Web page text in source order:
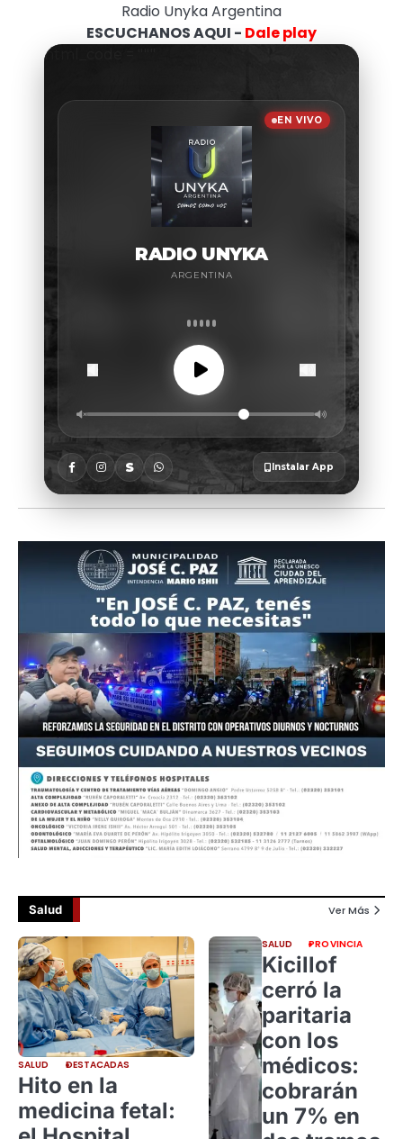
Radio Unyka Argentina
ESCUCHANOS AQUI - Dale play
Salud Ver Más
SALUD DESTACADAS
Hito en la
medicina fetal:
SALUD PROVINCIA
Kicillof
cerró la
paritaria
con los
médicos:
cobrarán
un 7% en